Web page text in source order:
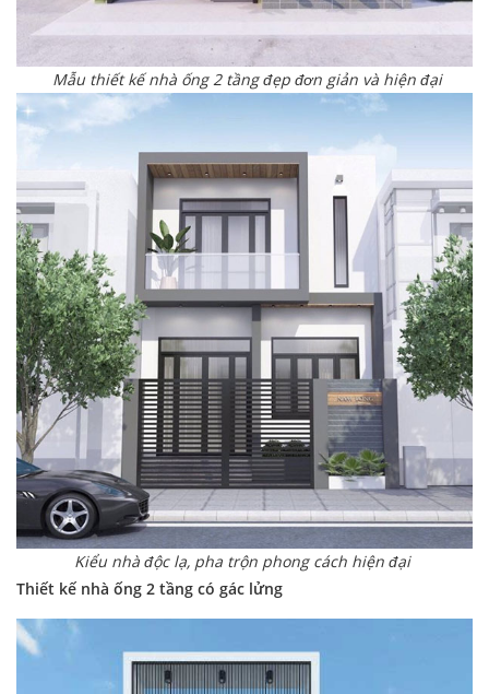
Mẫu thiết kế nhà ống 2 tầng đẹp đơn giản và hiện đại
Kiểu nhà độc lạ, pha trộn phong cách hiện đại
Thiết kế nhà ống 2 tầng có gác lửng